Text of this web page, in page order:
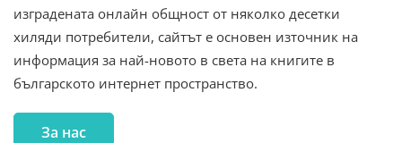
изградената онлайн общност от няколко десетки
хиляди потребители, сайтът е основен източник на
информация за най-новото в света на книгите в
българското интернет пространство.
За нас